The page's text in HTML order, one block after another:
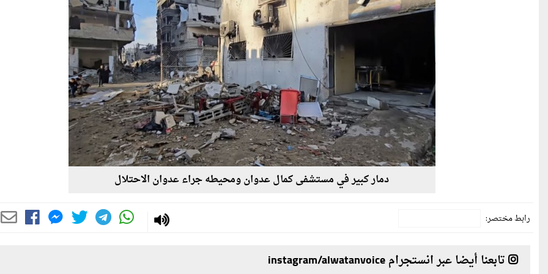
دمار كبير في مستشفى كمال عدوان ومحيطه جراء عدوان الاحتلال
رابط مختصر:
تابعنا أيضا عبر انستجرام instagram/alwatanvoice